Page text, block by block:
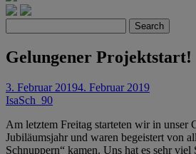
Search
Gelungener Projektstart!
3. Februar 20194. Februar 2019
IsaSch_90
Am letztem Freitag starteten wir in unser
Jubiläumsjahr und waren begeistert von
Schnuppern“ kamen. Uns hat es sehr viel